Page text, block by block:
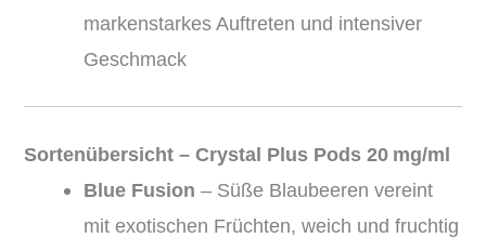
markenstarkes Auftreten und intensiver
Geschmack
Sortenübersicht – Crystal Plus Pods 20 mg/ml
Blue Fusion – Süße Blaubeeren vereint
mit exotischen Früchten, weich und fruchtig